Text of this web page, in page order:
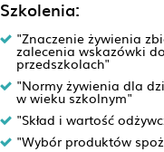
Szkolenia:
"Znaczenie żywienia
zalecenia wskazówki
przedszkolach"
"Normy żywienia dla
w wieku szkolnym"
"Skład i wartość
"Wybór produktów